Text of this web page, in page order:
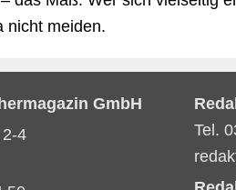
nicht meiden.
GmbH
4
Tel.